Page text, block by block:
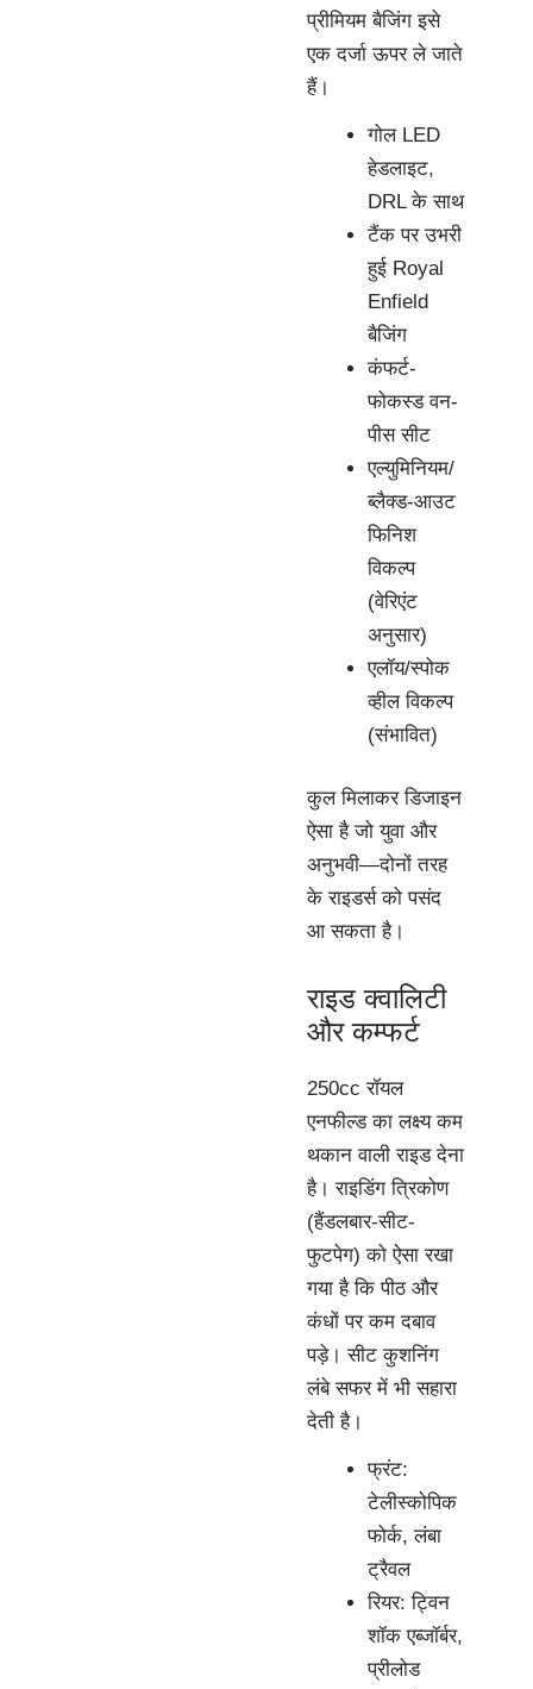
प्रीमियम बैजिंग इसे
एक दर्जा ऊपर ले जाते
हैं।
गोल LED
हेडलाइट,
DRL के साथ
टैंक पर उभरी
हुई Royal
Enfield
बैजिंग
कंफर्ट-
फोकस्ड वन-
पीस सीट
एल्युमिनियम/
ब्लैक्ड-आउट
फिनिश
विकल्प
(वेरिएंट
अनुसार)
एलॉय/स्पोक
व्हील विकल्प
(संभावित)
कुल मिलाकर डिजाइन
ऐसा है जो युवा और
अनुभवी—दोनों तरह
के राइडर्स को पसंद
आ सकता है।
राइड क्वालिटी
और कम्फर्ट
250cc रॉयल
एनफील्ड का लक्ष्य कम
थकान वाली राइड देना
है। राइडिंग त्रिकोण
(हैंडलबार-सीट-
फुटपेग) को ऐसा रखा
गया है कि पीठ और
कंधों पर कम दबाव
पड़े। सीट कुशनिंग
लंबे सफर में भी सहारा
देती है।
फ्रंट:
टेलीस्कोपिक
फोर्क, लंबा
ट्रैवल
रियर: ट्विन
शॉक एब्जॉर्बर,
प्रीलोड